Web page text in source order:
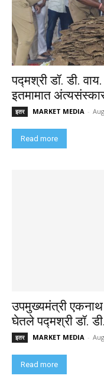
पद्मश्री डॉ. डी.
इतमामात
इतर MARKET MEDIA -
Read more
उपमुख्यमंत्री एकनाथ
घेतले पद्मश्री डॉ.
इतर MARKET MEDIA -
Read more